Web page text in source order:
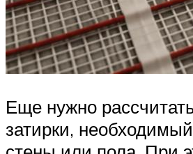
Еще нужно
затирки,